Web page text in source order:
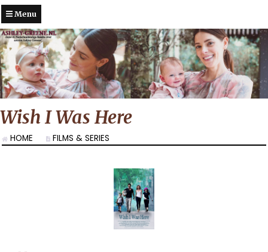
Menu
Wish I Was Here
HOME FILMS & SERIES